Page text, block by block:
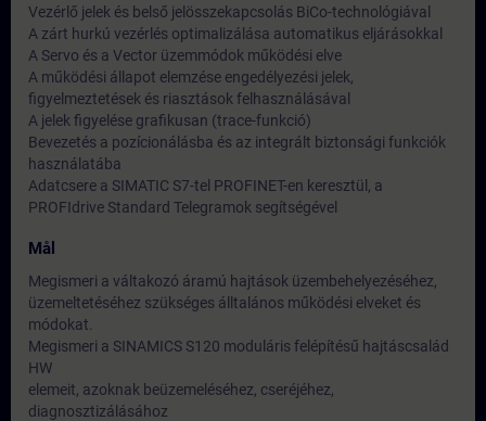
Vezérlő jelek és belső jelösszekapcsolás BiCo-technológiával
A zárt hurkú vezérlés optimalizálása automatikus eljárásokkal
A Servo és a Vector üzemmódok működési elve
A működési állapot elemzése engedélyezési jelek,
figyelmeztetések és riasztások felhasználásával
A jelek figyelése grafikusan (trace-funkció)
Bevezetés a pozícionálásba és az integrált biztonsági funkciók
használatába
Adatcsere a SIMATIC S7-tel PROFINET-en keresztül, a
PROFIdrive Standard Telegramok segítségével
Mål
Megismeri a váltakozó áramú hajtások üzembehelyezéséhez,
üzemeltetéséhez szükséges álltalános működési elveket és
módokat.
Megismeri a SINAMICS S120 moduláris felépítésű hajtáscsalád
HW
elemeit, azoknak beüzemeléséhez, cseréjéhez,
diagnosztizálásához